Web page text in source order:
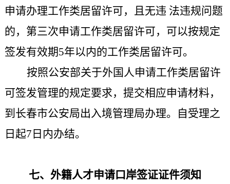
申请办理工作类居留许可，且无违 法违规问题
的，第三次申请工作类居留许可，可以按规定
签发有效期5年以内的工作类居留许可。
按照公安部关于外国人申请工作类居留许
可签发管理的规定要求，提交相应申请材料，
到 长春市公安局出入境管理局办理。
自受理之
日起7日内办结。
七、外籍人才申请口岸签证证件须知